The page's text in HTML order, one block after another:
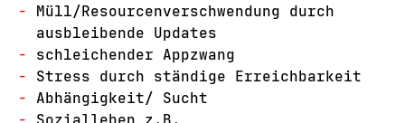
Müll/Resourcenverschwendung durch
ausbleibende Updates
schleichender Appzwang
Stress durch ständige Erreichbarkeit
Abhängigkeit/ Sucht